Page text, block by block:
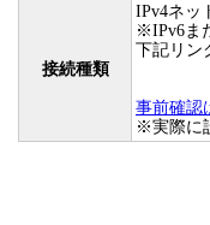
接続種類
IPv4ネッ
※IPv6ま
下記リン
事前確認
※実際に